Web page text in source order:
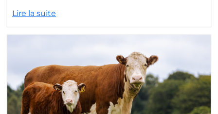
Lire la suite